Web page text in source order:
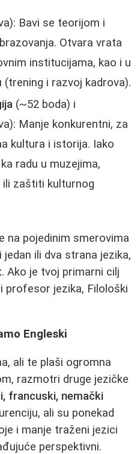
Bavi se teorijom i
Otvara vrata
institucijama, kao i u
i razvoj kadrova).
(~52 boda) i
Manje konkurentni, za
kultura i istorija. Iako
radu u muzejima,
zaštiti kulturnog
na pojedinim smerovima
ili dva strana jezika,
. Ako je tvoj primarni cilj
profesor jezika, Filološki
Engleski
ali te plaši ogromna
razmotri druge jezičke
francuski, nemački
ali su ponekad
i manje traženi jezici
perspektivni.